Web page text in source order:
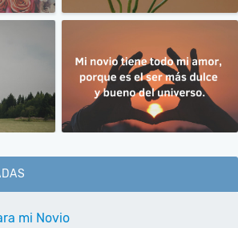
mi Novio